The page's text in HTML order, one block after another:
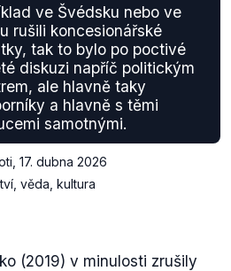
ve Švédsku nebo ve
rušili koncesionářské
tak to bylo po poctivé
diskuzi napříč politickým
ale hlavně taky
a hlavně s těmi
samotnými.
17. dubna 2026
věda, kultura
(2019) v minulosti zrušily